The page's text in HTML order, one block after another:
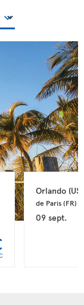
Orlando (US)
de Paris (FR)
09 sept.